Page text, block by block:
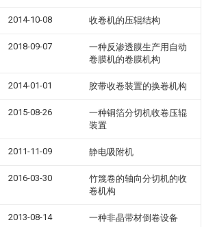
2014-10-08 收卷机的压辊结构
2018-09-07
一种反渗透膜生产用自动
卷膜机的卷膜机构
2014-01-01 胶带收卷装置的换卷机构
2015-08-26
一种铜箔分切机收卷压辊
装置
2011-11-09 静电吸附机
2016-03-30
竹篾卷的轴向分切机的收
卷机构
2013-08-14 一种非晶带材倒卷设备